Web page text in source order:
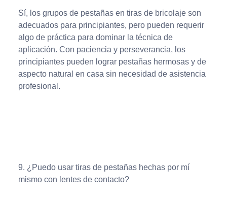
Sí, los grupos de pestañas en tiras de bricolaje son
adecuados para principiantes, pero pueden requerir
algo de práctica para dominar la técnica de
aplicación. Con paciencia y perseverancia, los
principiantes pueden lograr pestañas hermosas y de
aspecto natural en casa sin necesidad de asistencia
profesional.
9. ¿Puedo usar tiras de pestañas hechas por mí
mismo con lentes de contacto?